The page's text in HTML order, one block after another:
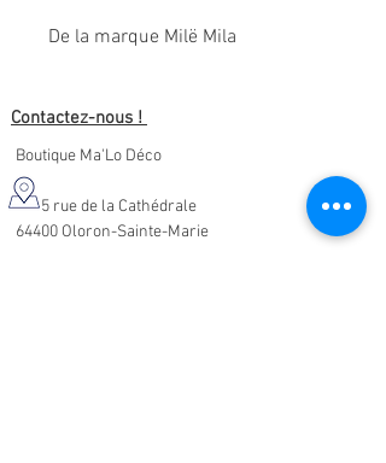
De la marque Milë Mila
Contactez-nous !
Boutique Ma'Lo Déco
5 rue de la Cathédrale
64400 Oloron-Sainte-Marie